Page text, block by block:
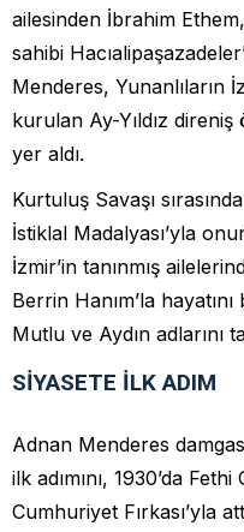
ailesinden İbrahim
sahibi
Menderes, Yunanlıların
kurulan Ay-Yıldız
yer aldı.
Kurtuluş Savaşı
İstiklal Madalyası’yla
İzmir’in tanınmış
Berrin Hanım’la
Mutlu ve Aydın adlarını
SİYASETE İLK ADIM
Adnan Menderes
ilk adımını, 1930’da
Cumhuriyet Fırkası’yla